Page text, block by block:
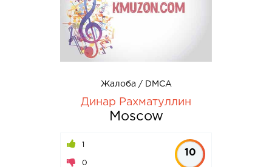
Жалоба / DMCA
Динар Рахматуллин
Moscow
1
0
10